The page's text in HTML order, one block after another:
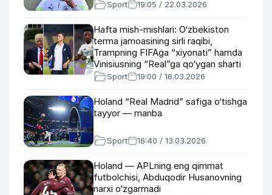
Sport 19:05 / 22.03.2026
Hafta mish-mishlari: O‘zbekiston
terma jamoasining sirli raqibi,
Trampning FIFAga “xiyonati” hamda
Vinisiusning “Real”ga qo‘ygan sharti
Sport 19:00 / 16.03.2026
Holand “Real Madrid” safiga o‘tishga
tayyor — manba
Sport 16:40 / 13.03.2026
Holand — APLning eng qimmat
futbolchisi, Abduqodir Husanovning
narxi o‘zgarmadi